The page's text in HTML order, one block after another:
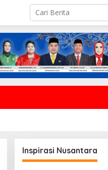
Inspirasi Nusantara